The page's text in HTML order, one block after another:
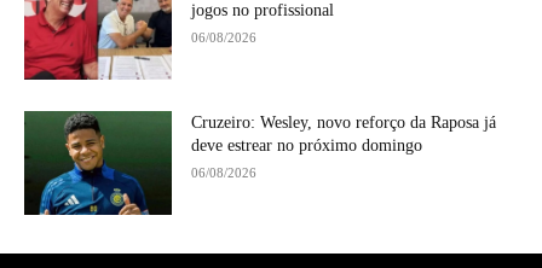
jogos no profissional
06/08/2026
Cruzeiro: Wesley, novo reforço da Raposa já
deve estrear no próximo domingo
06/08/2026